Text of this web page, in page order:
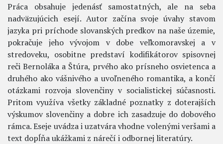
Práca obsahuje jedenásť samostatných, ale na seba
nadväzujúcich esejí. Autor začína svoje úvahy stavom
jazyka pri príchode slovanských predkov na naše územie,
pokračuje jeho vývojom v dobe veľkomoravskej a v
stredoveku, osobitne predstaví kodifikátorov spisovnej
reči Bernoláka a Štúra, prvého ako prísneho osvietenca a
druhého ako vášnivého a uvoľneného romantika, a končí
otázkami rozvoja slovenčiny v socialistickej súčasnosti.
Pritom využíva všetky základné poznatky z doterajších
výskumov slovenčiny a dobre ich zasadzuje do dobového
rámca. Eseje uvádza i uzatvára vhodne volenými veršami a
text dopĺňa ukážkami z nárečí i odbornej literatúry.